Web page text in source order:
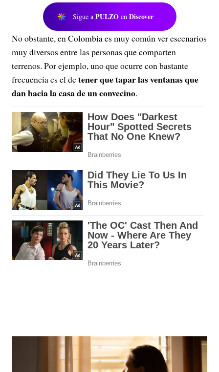
Sigue a PULZO en Discover
No obstante, en Colombia es muy común ver escenarios
muy diversos entre las personas que comparten
terrenos. Por ejemplo, uno que ocurre con bastante
frecuencia es el detener que tapar las ventanas que
dan hacia la casa de un convecino.